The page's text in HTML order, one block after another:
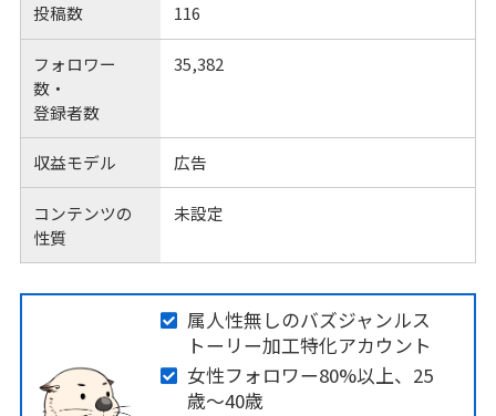
投稿数 116
フォロワー
数・
登録者数
35,382
収益モデル 広告
コンテンツの
性質
未設定
属人性無しのバズジャンルス
トーリー加工特化アカウント
女性フォロワー80%以上、25
歳〜40歳